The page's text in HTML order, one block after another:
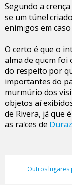
Segundo a
se um túnel
enimigos em
O certo é que o
alma de quem foi
do respeito por
importantes do
murmúrio dos
objetos aí
de Rivera, já que
as raíces de
Outros lugares